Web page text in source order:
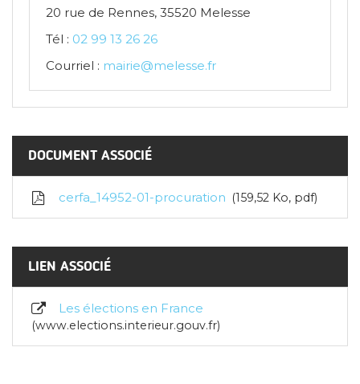
20 rue de Rennes, 35520 Melesse
Tél : 02 99 13 26 26
Courriel : mairie@melesse.fr
DOCUMENT ASSOCIÉ
cerfa_14952-01-procuration 159,52 Ko, pdf
LIEN ASSOCIÉ
Les élections en France
www.elections.interieur.gouv.fr